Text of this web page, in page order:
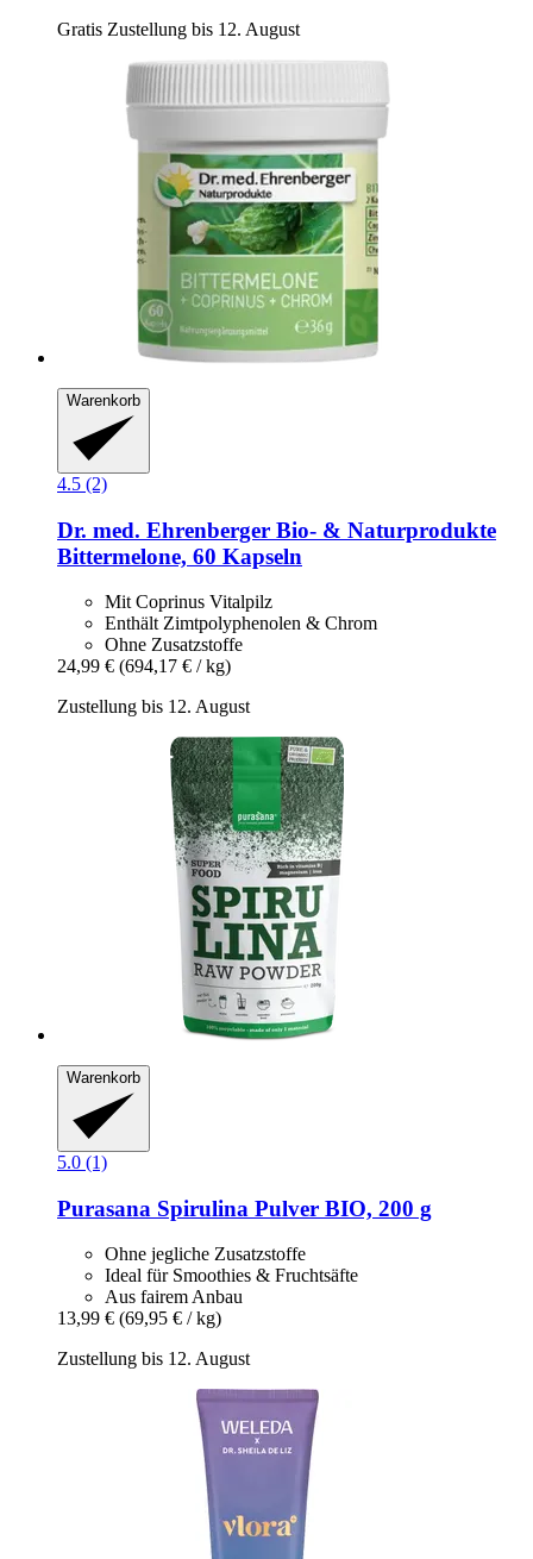
Gratis Zustellung bis 12. August
Warenkorb
4.5 (2)
Dr. med. Ehrenberger Bio- & Naturprodukte
Bittermelone, 60 Kapseln
Mit Coprinus Vitalpilz
Enthält Zimtpolyphenolen & Chrom
Ohne Zusatzstoffe
24,99 € (694,17 € / kg)
Zustellung bis 12. August
Warenkorb
5.0 (1)
Purasana Spirulina Pulver BIO, 200 g
Ohne jegliche Zusatzstoffe
Ideal für Smoothies & Fruchtsäfte
Aus fairem Anbau
13,99 € (69,95 € / kg)
Zustellung bis 12. August